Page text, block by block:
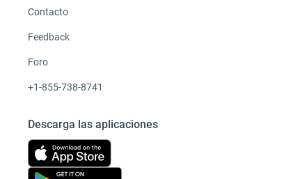
Contacto
Feedback
Foro
+1-855-738-8741
Descarga las aplicaciones